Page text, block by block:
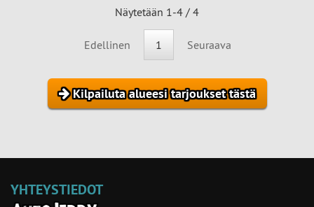
Näytetään 1-4 / 4
Edellinen 1 Seuraava
Kilpailuta alueesi tarjoukset tästä
YHTEYSTIEDOT